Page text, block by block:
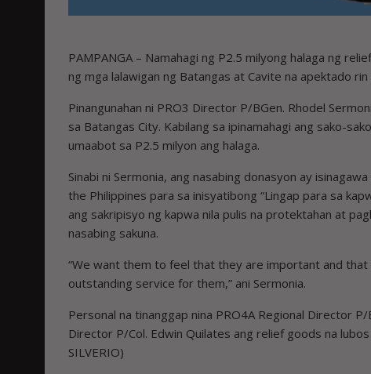
PAMPANGA – Namahagi ng P2.5 milyong halaga ng
ng mga lalawigan ng Batangas at Cavite na apektado
Pinangunahan ni PRO3 Director P/BGen. Rhodel
sa Batangas City. Kabilang sa ipinamahagi ang sako-
umaabot sa P2.5 milyon ang halaga.
Sinabi ni Sermonia, ang nasabing donasyon ay
the Philippines para sa inisyatibong “Lingap para sa
ang sakripisyo ng kapwa nila pulis na protektahan at
nasabing sakuna.
“We want them to feel that they are important and
outstanding service for them,” ani Sermonia.
Personal na tinanggap nina PRO4A Regional Director
Director P/Col. Edwin Quilates ang relief goods na
SILVERIO)